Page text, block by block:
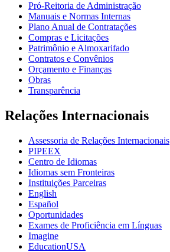
Pró-Reitoria de Administração
Manuais e Normas Internas
Plano Anual de Contratações
Compras e Licitações
Patrimônio e Almoxarifado
Contratos e Convênios
Orçamento e Finanças
Obras
Transparência
Relações Internacionais
Assessoria de Relações Internacionais
PIPEEX
Centro de Idiomas
Idiomas sem Fronteiras
Instituições Parceiras
English
Español
Oportunidades
Exames de Proficiência em Línguas
Imagine
EducationUSA